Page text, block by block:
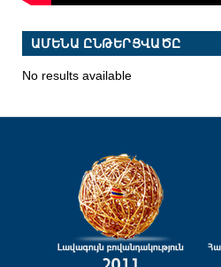
ԱՄԵՆԱ ԸՆԹԵՐՑՎԱԾԸ
No results available